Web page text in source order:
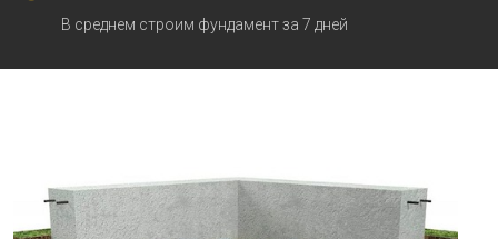
В среднем строим фундамент за 7 дней